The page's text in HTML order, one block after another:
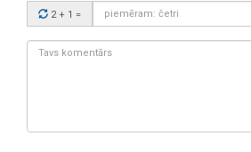
Drošības
kods:
2 + 1 =
Tavs